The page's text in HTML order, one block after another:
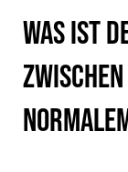
Was ist